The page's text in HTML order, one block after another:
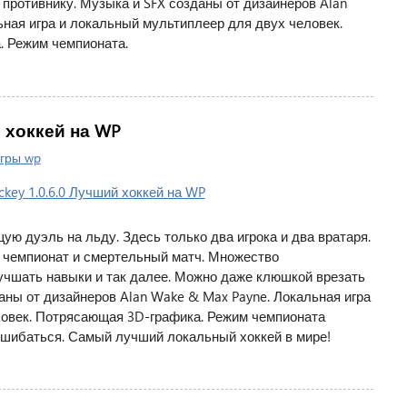
игра и локальный мультиплеер для двух человек.
чемпионата.
хоккей на WP
wp
дуэль на льду. Здесь только два игрока и два вратаря.
и смертельный матч. Множество
навыки и так далее. Можно даже клюшкой врезать
от дизайнеров Alan Wake & Max Payne. Локальная игра
Потрясающая 3D-графика. Режим чемпионата
Самый лучший локальный хоккей в мире!